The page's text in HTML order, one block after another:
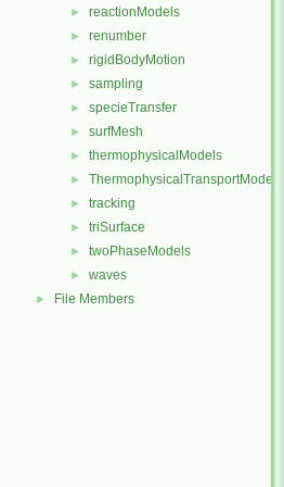
► reactionModels
► renumber
► rigidBodyMotion
► sampling
► specieTransfer
► surfMesh
► thermophysicalModels
► ThermophysicalTransportModels
► tracking
► triSurface
► twoPhaseModels
► waves
► File Members